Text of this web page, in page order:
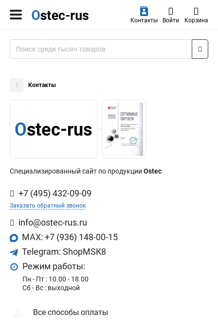
Контакты Войти Корзина
Контакты
Специализированный сайт по продукции Ostec
+7 (495) 432-09-09
Заказать обратный звонок
info@ostec-rus.ru
MAX: +7 (936) 148-00-15
Telegram: ShopMSK8
Режим работы:
Пн - Пт : 10.00 - 18.00
Сб - Bс : выходной
Все способы оплаты